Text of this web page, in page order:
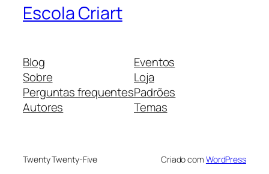
Escola Criart
Blog
Sobre
Perguntas frequentes
Autores
Eventos
Loja
Padrões
Temas
Twenty Twenty-Five Criado com WordPress